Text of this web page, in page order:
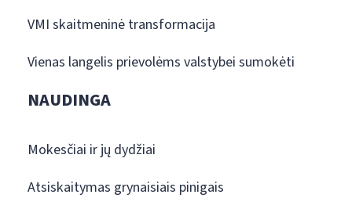
VMI skaitmeninė transformacija
Vienas langelis prievolėms valstybei sumokėti
NAUDINGA
Mokesčiai ir jų dydžiai
Atsiskaitymas grynaisiais pinigais